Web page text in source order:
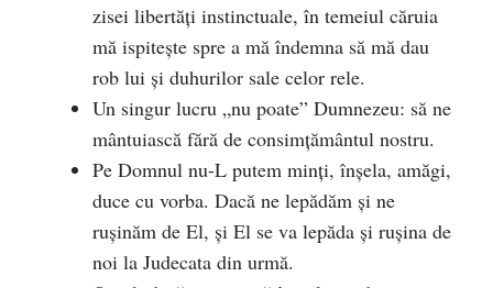
zisei libertăți instinctuale, în temeiul căruia
mă ispitește spre a mă îndemna să mă dau
rob lui și duhurilor sale celor rele.
Un singur lucru „nu poate” Dumnezeu: să ne
mântuiască fără de consimțământul nostru.
Pe Domnul nu-L putem minți, înșela, amăgi,
duce cu vorba. Dacă ne lepădăm și ne
rușinăm de El, și El se va lepăda și rușina de
noi la Judecata din urmă.